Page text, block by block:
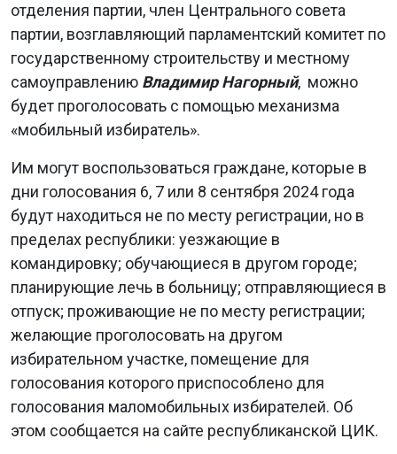
отделения партии, член Центрального совета
партии, возглавляющий парламентский комитет по
государственному строительству и местному
самоуправлению Владимир Нагорный, можно
будет проголосовать с помощью механизма
«мобильный избиратель».
Им могут воспользоваться граждане, которые в
дни голосования 6, 7 или 8 сентября 2024 года
будут находиться не по месту регистрации, но в
пределах республики: уезжающие в
командировку; обучающиеся в другом городе;
планирующие лечь в больницу; отправляющиеся в
отпуск; проживающие не по месту регистрации;
желающие проголосовать на другом
избирательном участке, помещение для
голосования которого приспособлено для
голосования маломобильных избирателей. Об
этом сообщается на сайте республиканской ЦИК.